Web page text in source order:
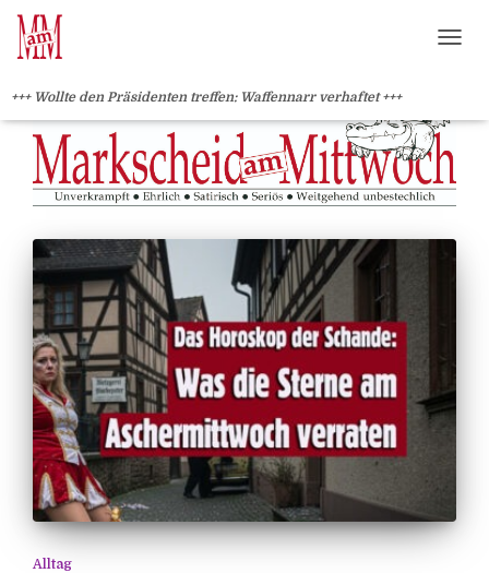
+++ Wollte den Präsidenten treffen: Waffennarr verhaftet +++
Alltag